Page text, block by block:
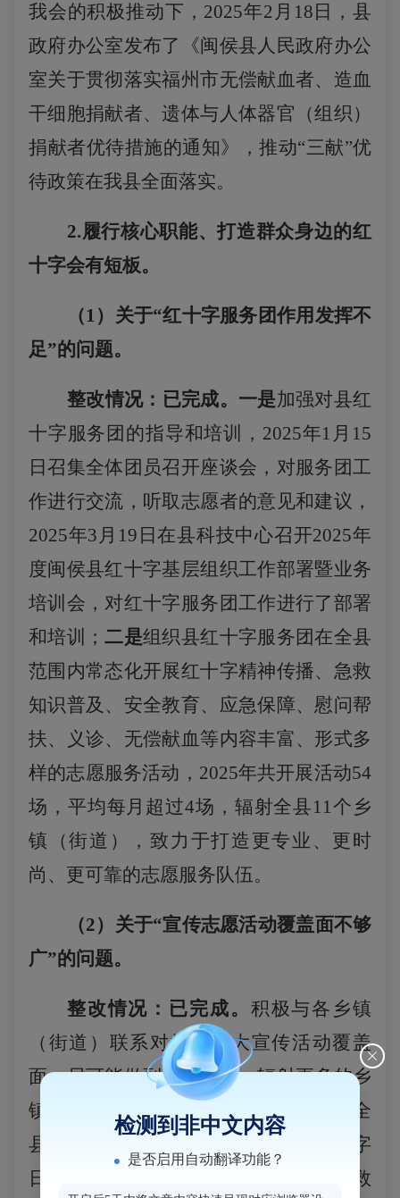
我会的积极推动下， 2025年2月18日，县
政府办公室发布了《闽侯县人民政府办公
室关于贯彻落实福州市无偿献血者、造血
干细胞捐献者、遗体与人体器官（组织）
捐献者优待措施的通知》， 推动“三献”优
待政策在我县全面落实。
2.履行核心职能、打造群众身边的红
十字会有短板。
（1）关于“红十字服务团作用发挥不
足”的问题。
整改情况：已完成。一是加强对县红
十字服务团的指导和培训， 2025年1月15
日召集全体团员召开座谈会，对服务团工
作进行交流，听取志愿者的意见和建议，
2025年3月19日在县科技中心召开2025年
度闽侯县红十字基层组织工作部署暨业务
培训会，对红十字服务团工作进行了部署
和培训；二是组织县红十字服务团 在全县
范围内常态化开展红十字精神传播、急救
知识普及、安全教育、应急保障、慰问帮
扶、义诊、无偿献血 等内容丰富、形式多
样的志愿服务活动， 2025年共开展活动54
场，平均每月超过4场，辐射全县11个乡
镇（街道），致力于打造更专业、更时
尚、更可靠的志愿服务队伍。
（2）关于“宣传志愿活动覆盖面不够
广”的问题。
整改情况：已完成。 积极与各乡镇
（街道）联系对接，扩大宣传活动覆盖
面，尽可能做到地域均衡，辐射更多的乡
镇，
2025年共开展宣传活动20场，辐射全
县7个乡镇（街道），其中“世界红十字
日”、“世界献血者日”、“世界急救
检测到非中文内容
是否启用自动翻译功能？